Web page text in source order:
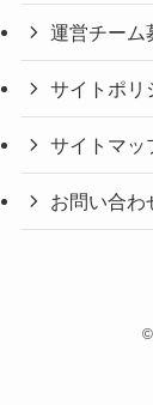
運営チーム
サイトポリ
サイトマッ
お問い合わ
©